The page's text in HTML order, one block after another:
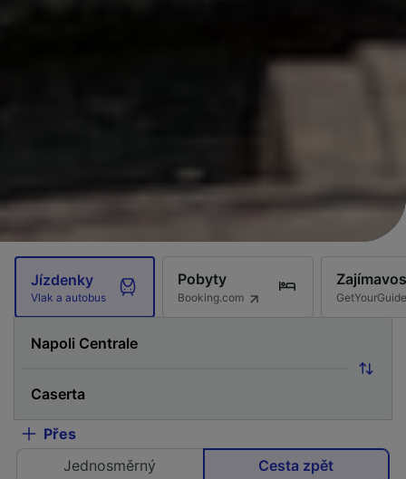
Jízdenky
Vlak a autobus
Pobyty
Booking.com GetYourGuide
Přes
Jednosměrný
Cesta zpět